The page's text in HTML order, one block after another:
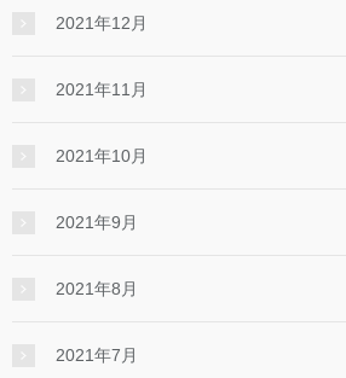
2021年12月
2021年11月
2021年10月
2021年9月
2021年8月
2021年7月